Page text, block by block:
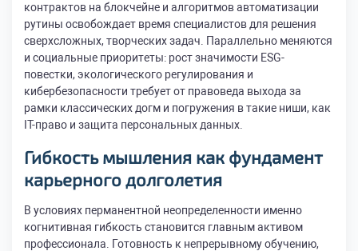
контрактов на блокчейне и алгоритмов автоматизации
рутины освобождает время специалистов для решения
сверхсложных, творческих задач. Параллельно меняются
и социальные приоритеты: рост значимости ESG-
повестки, экологического регулирования и
кибербезопасности требует от правоведа выхода за
рамки классических догм и погружения в такие ниши, как
IT-право и защита персональных данных.
Гибкость мышления как фундамент
карьерного долголетия
В условиях перманентной неопределенности именно
когнитивная гибкость становится главным активом
профессионала. Готовность к непрерывному обучению,